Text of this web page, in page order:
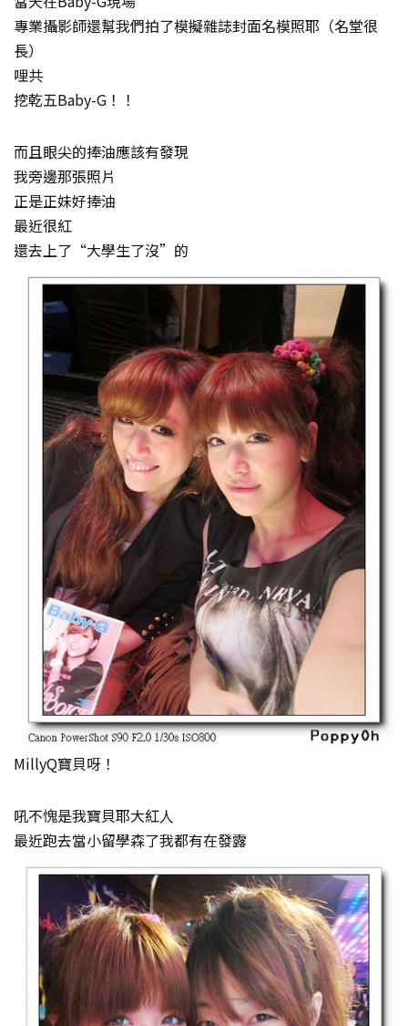
專業攝影師還幫我們拍了模擬雜誌封面名模照耶（名堂很
長）
哩共
挖乾五Baby-G！！
而且眼尖的捧油應該有發現
我旁邊那張照片
正是正妹好捧油
最近很紅
還去上了“大學生了沒”的
MillyQ寶貝呀！
吼不愧是我寶貝耶大紅人
最近跑去當小留學森了我都有在發露